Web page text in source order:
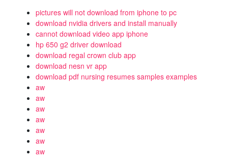
pictures will not download from iphone to pc
download nvidia drivers and install manually
cannot download video app iphone
hp 650 g2 driver download
download regal crown club app
download nesn vr app
download pdf nursing resumes samples examples
aw
aw
aw
aw
aw
aw
aw